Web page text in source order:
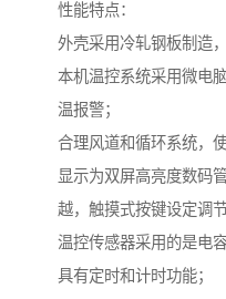
性能特点：
外壳采用冷轧钢板制造
本机温控系统采用微电
温报警；
合理风道和循环系统，
显示为双屏高亮度数码
越，触摸式按键设定调节
温控传感器采用的是电
具有定时和计时功能；